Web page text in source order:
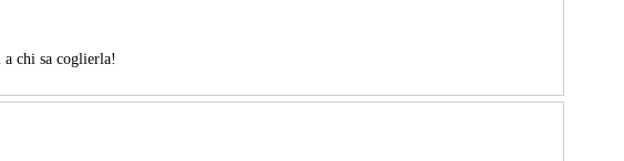
chi sa coglierla!